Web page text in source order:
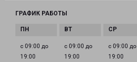
ГРАФИК РАБОТЫ
с 09:00 до
19:00
с 09:00 до
19:00
с 09:00 до
19:00